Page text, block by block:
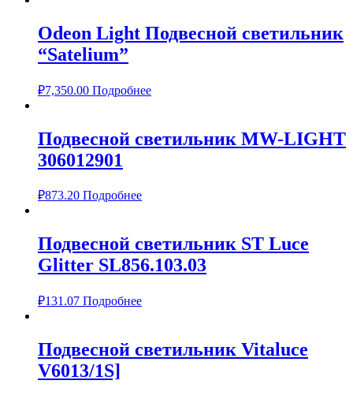
Odeon Light Подвесной светильник
“Satelium”
₽7,350.00 Подробнее
Подвесной светильник MW-LIGHT
306012901
₽873.20 Подробнее
Подвесной светильник ST Luce
Glitter SL856.103.03
₽131.07 Подробнее
Подвесной светильник Vitaluce
V6013/1S]